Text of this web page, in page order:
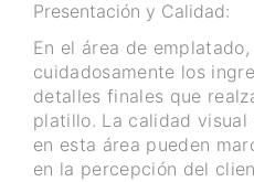
Presentación y Calidad:
En el área de
cuidadosamente los
detalles finales que
platillo. La calidad
en esta área pueden
en la percepción del